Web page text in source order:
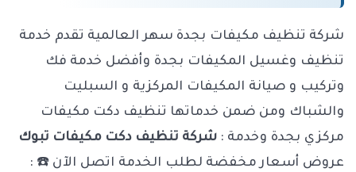
شركة تنظيف مكيفات بجدة سهر العالمية تقدم خدمة
تنظيف وغسيل المكيفات بجدة وأفضل خدمة فك
وتركيب و صيانة المكيفات المركزية و السبليت
والشباك ومن ضمن خدماتها تنظيف دكت مكيفات
مركزي بجدة وخدمة : شركة تنظيف دكت مكيفات تبوك
عروض أسعار مخفضة لطلب الخدمة اتصل الآن ☎️ :